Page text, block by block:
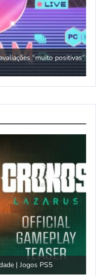
“muito positivas” e
| Jogos PS5